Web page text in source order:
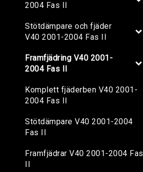
2004 Fas II
Stötdämpare och fjäder
V40 2001-2004 Fas II
Framfjädring V40 2001-
2004 Fas II
Komplett fjäderben V40 2001-
2004 Fas II
Stötdämpare V40 2001-2004
Fas II
Framfjädrar V40 2001-2004 Fas